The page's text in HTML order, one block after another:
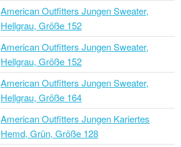
American Outfitters Jungen Sweater,
Hellgrau, Größe 152
American Outfitters Jungen Sweater,
Hellgrau, Größe 152
American Outfitters Jungen Sweater,
Hellgrau, Größe 164
American Outfitters Jungen Kariertes
Hemd, Grün, Größe 128